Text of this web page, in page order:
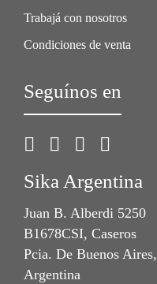
Trabajá con nosotros
Condiciones de venta
Seguínos en
Sika Argentina
Juan B. Alberdi 5250
B1678CSI, Caseros
Pcia. De Buenos Aires,
Argentina